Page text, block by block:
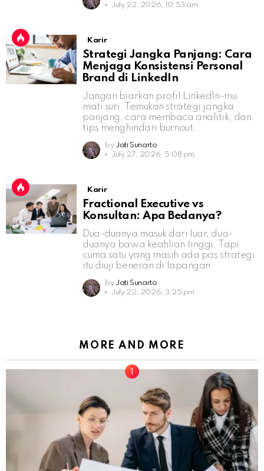
July 22, 2026, 10:53 am
Karir
Strategi Jangka Panjang: Cara
Menjaga Konsistensi Personal
Brand di LinkedIn
Jangan biarkan profil LinkedIn-mu
mati suri. Temukan strategi jangka
panjang, cara membaca analitik, dan
tips menghindari burnout.
by Jati Sunarto
July 27, 2026, 5:08 pm
Karir
Fractional Executive vs
Konsultan: Apa Bedanya?
Dua-duanya masuk dari luar, dua-
duanya bawa keahlian tinggi. Tapi
cuma satu yang masih ada pas strategi
itu diuji beneran di lapangan.
by Jati Sunarto
July 22, 2026, 3:25 pm
MORE AND MORE